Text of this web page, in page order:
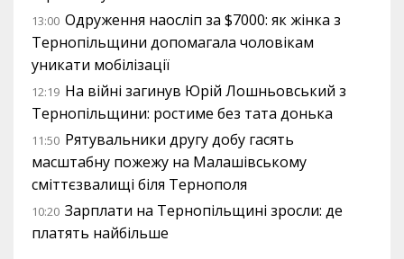
13:00 Одруження наосліп за $7000: як жінка з
Тернопільщини допомагала чоловікам
уникати мобілізації
12:19 На війні загинув Юрій Лошньовський з
Тернопільщини: ростиме без тата донька
11:50 Рятувальники другу добу гасять
масштабну пожежу на Малашівському
сміттєзвалищі біля Тернополя
10:20 Зарплати на Тернопільщині зросли: де
платять найбільше